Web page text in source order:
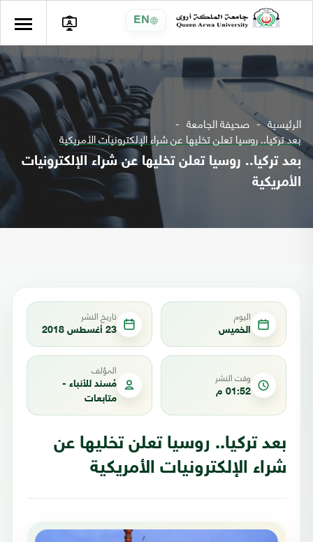
EN
الرئيسية صحيفة الجامعة
بعد تركيا.. روسيا تعلن تخليها عن شراء الإلكترونيات الأمريكية
بعد تركيا.. روسيا تعلن تخليها عن شراء الإلكترونيات
الأمريكية
اليوم
الخميس
تاريخ النشر
23 أغسطس 2018
وقت النشر
01:52 م
المؤلف
مُسند للأنباء -
متابعات
بعد تركيا.. روسيا تعلن تخليها عن
شراء الإلكترونيات الأمريكية